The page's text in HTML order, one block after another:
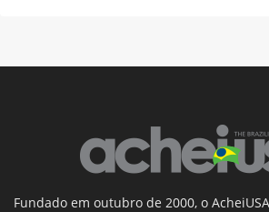
Fundado em outubro de 2000, o